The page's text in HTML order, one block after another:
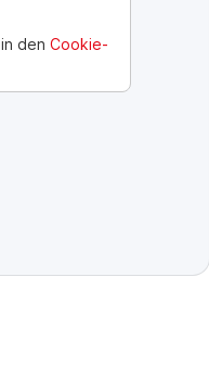
in denCookie-